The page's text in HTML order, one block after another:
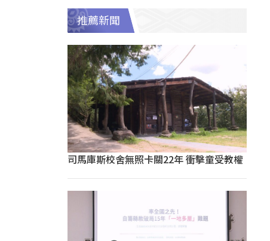
推薦新聞
司馬庫斯校舍無照卡關22年 衝擊童受教權